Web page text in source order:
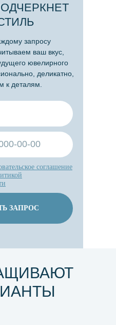
запросу
ваш вкус,
ювелирного
деликатно,
к деталям.
соглашение
ЗАПРОС